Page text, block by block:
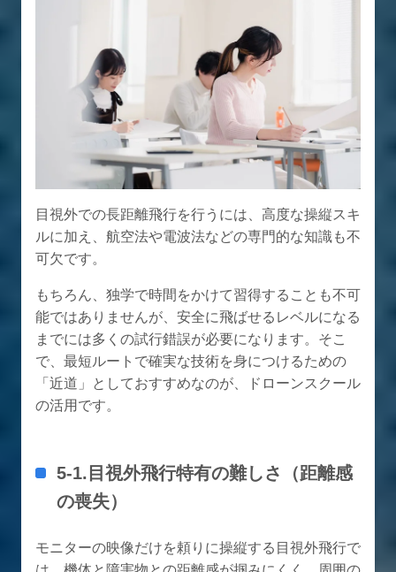
目視外での長距離飛行を行うには、高度な操縦スキ
ルに加え、航空法や電波法などの専門的な知識も不
可欠です。
もちろん、独学で時間をかけて習得することも不可
能ではありませんが、安全に飛ばせるレベルになる
までには多くの試行錯誤が必要になります。そこ
で、最短ルートで確実な技術を身につけるための
「近道」としておすすめなのが、ドローンスクール
の活用です。
5-1.目視外飛行特有の難しさ（距離感
の喪失）
モニターの映像だけを頼りに操縦する目視外飛行で